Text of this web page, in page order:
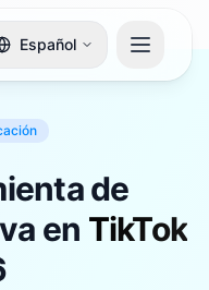
Español
de
en TikTok